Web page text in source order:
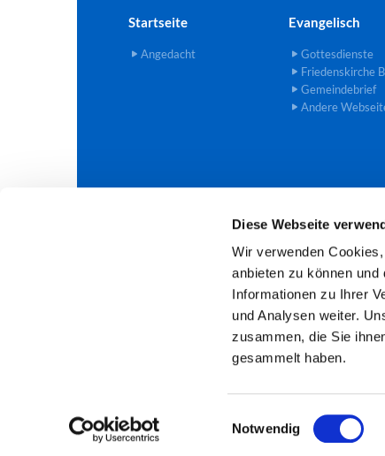
Diese Webseite
Wir verwenden
anbieten zu können
Informationen zu Ihrer
und Analysen weiter.
zusammen, die Sie
gesammelt haben.
i
Notwendig
Startseite
Angedacht
Evangelisch
Gottesdienste
Friedenskirche
Gemeindebrief
Andere
Evangelische Trinitatis-